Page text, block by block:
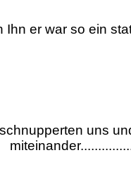
Ihn er war so ein
uns